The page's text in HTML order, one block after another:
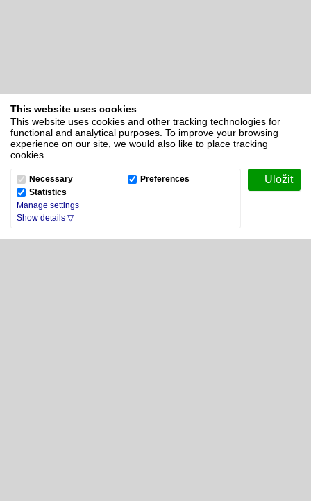
This website uses cookies
This website uses cookies and other tracking technologies for
functional and analytical purposes. To improve your browsing
experience on our site, we would also like to place tracking
cookies.
Necessary
Preferences
Statistics
Manage settings